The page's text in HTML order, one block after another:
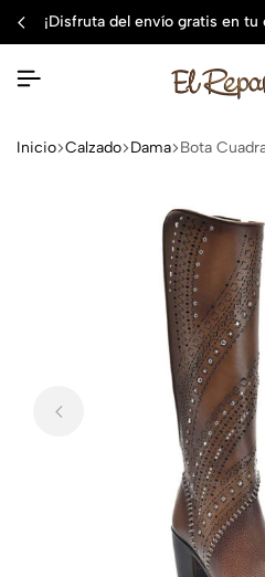
¡disfruta del envío gratis en tu
Inicio Calzado Dama Bota